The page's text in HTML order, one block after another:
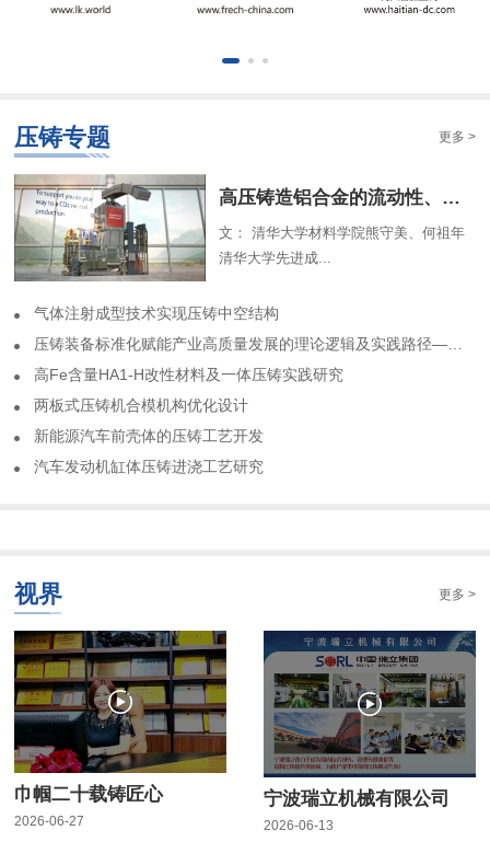
压铸专题 更多 >
​高压铸造铝合金的流动性、组织特征及解析模型（一）
文： 清华大学材料学院熊守美、何祖年
清华大学先进成...
气体注射成型技术实现压铸中空结构
​压铸装备标准化赋能产业高质量发展的理论逻辑及实践路径——基于力劲集团标准化实践历程的回顾
高Fe含量HA1-H改性材料及一体压铸实践研究
两板式压铸机合模机构优化设计
​新能源汽车前壳体的压铸工艺开发
​汽车发动机缸体压铸进浇工艺研究
视界 更多 >
巾帼二十载铸匠心
2026-06-27
宁波瑞立机械有限公司
2026-06-13